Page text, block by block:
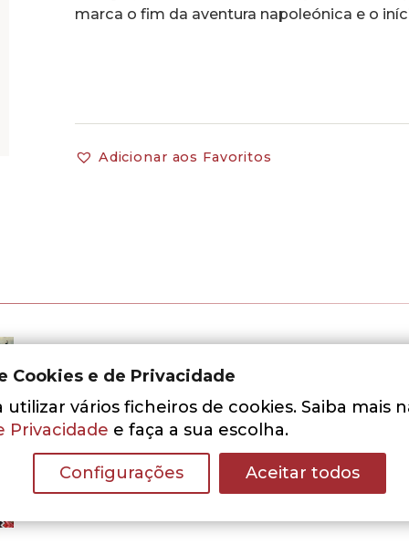
marca o fim da aventura napoleónica e o
Adicionar aos Favoritos
Cookies e de Privacidade
utilizar vários ficheiros de cookies. Saiba mais
Privacidade e faça a sua escolha.
Configurações Aceitar todos